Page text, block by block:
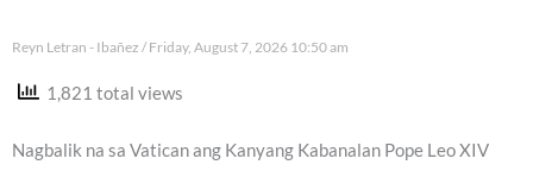
Reyn Letran - Ibañez Friday, August 7, 2026 10:50 am
1,821 total views
Nagbalik na sa Vatican ang Kanyang Kabanalan Pope Leo XIV